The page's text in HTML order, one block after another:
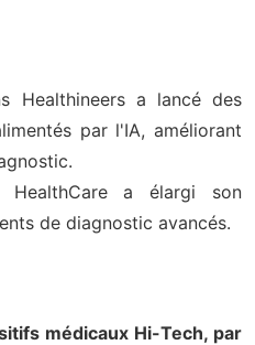
Healthineers a lancé des
par l'IA, améliorant
HealthCare a élargi son
de diagnostic avancés.
médicaux Hi-Tech, par